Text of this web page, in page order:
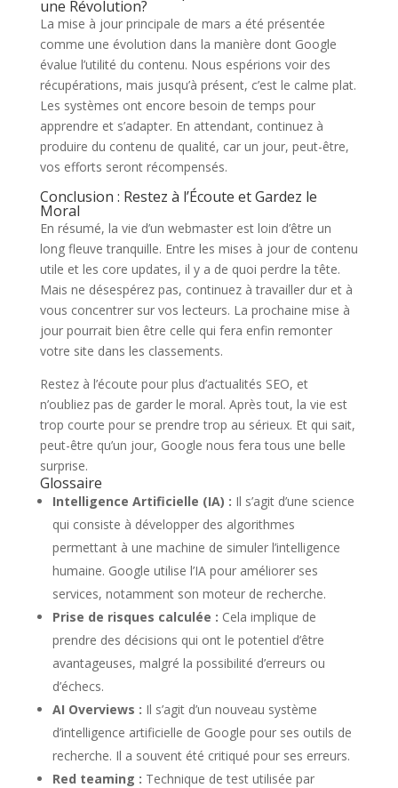
une Révolution?
La mise à jour principale de mars a été présentée
comme une évolution dans la manière dont Google
évalue l’utilité du contenu. Nous espérions voir des
récupérations, mais jusqu’à présent, c’est le calme plat.
Les systèmes ont encore besoin de temps pour
apprendre et s’adapter. En attendant, continuez à
produire du contenu de qualité, car un jour, peut-être,
vos efforts seront récompensés.
Conclusion : Restez à l’Écoute et Gardez le
Moral
En résumé, la vie d’un webmaster est loin d’être un
long fleuve tranquille. Entre les mises à jour de contenu
utile et les core updates, il y a de quoi perdre la tête.
Mais ne désespérez pas, continuez à travailler dur et à
vous concentrer sur vos lecteurs. La prochaine mise à
jour pourrait bien être celle qui fera enfin remonter
votre site dans les classements.
Restez à l’écoute pour plus d’actualités SEO, et
n’oubliez pas de garder le moral. Après tout, la vie est
trop courte pour se prendre trop au sérieux. Et qui sait,
peut-être qu’un jour, Google nous fera tous une belle
surprise.
Glossaire
Intelligence Artificielle (IA) : Il s’agit d’une science
qui consiste à développer des algorithmes
permettant à une machine de simuler l’intelligence
humaine. Google utilise l’IA pour améliorer ses
services, notamment son moteur de recherche.
Prise de risques calculée : Cela implique de
prendre des décisions qui ont le potentiel d’être
avantageuses, malgré la possibilité d’erreurs ou
d’échecs.
AI Overviews : Il s’agit d’un nouveau système
d’intelligence artificielle de Google pour ses outils de
recherche. Il a souvent été critiqué pour ses erreurs.
Red teaming : Technique de test utilisée par